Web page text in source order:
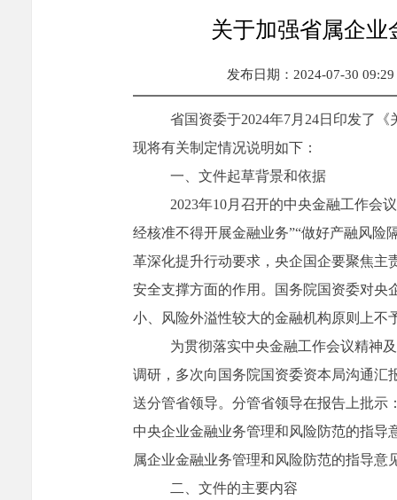
关于加强省属企
发布日期：2024-07-30 09:29
省国资委于2024年7月 24日印发了《
现将有关制定情况说明如下：
一、文件起草背景和依据
2023年10月召开的中央金融工作会
经核准不得开展金融业务”“做好产融风险
革深化提升行动要求，央企国企要聚焦主
安全支撑方面的作用。国务院国资委对央
小、风险外溢性较大的金融机构原则上不
为贯彻落实中央金融工作会议精神
调研，多次向国务院国资委资本局沟通汇
送分管省领导。分管省领导在报告上批示
中央企业金融业务管理和风险防范的指导
属企业金融业务管理和风险防范的指导意
二、文件的主要内容